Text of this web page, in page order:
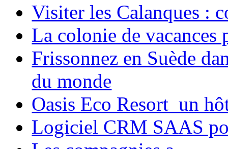
Visiter les Calanques :
La colonie de vacances
Frissonnez en Suède
du monde
Oasis Eco Resort un
Logiciel CRM SAAS